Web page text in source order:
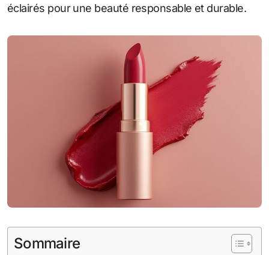
éclairés pour une beauté responsable et durable.
Sommaire